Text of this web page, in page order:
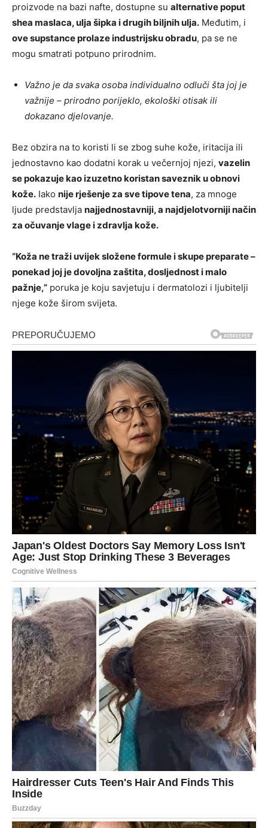
proizvode na bazi nafte, dostupne su alternative poput
shea maslaca, ulja šipka i drugih biljnih ulja. Međutim, i
ove supstance prolaze industrijsku obradu, pa se ne
mogu smatrati potpuno prirodnim.
Važno je da svaka osoba individualno odluči šta joj je
važnije – prirodno porijeklo, ekološki otisak ili
dokazano djelovanje.
Bez obzira na to koristi li se zbog suhe kože, iritacija ili
jednostavno kao dodatni korak u večernjoj njezi, vazelin
se pokazuje kao izuzetno koristan saveznik u obnovi
kože. Iako nije rješenje za sve tipove tena, za mnoge
ljude predstavlja najjednostavniji, a najdjelotvorniji način
za očuvanje vlage i zdravlja kože.
“Koža ne traži uvijek složene formule i skupe preparate –
ponekad joj je dovoljna zaštita, dosljednost i malo
pažnje,” poruka je koju savjetuju i dermatolozi i ljubitelji
njege kože širom svijeta.